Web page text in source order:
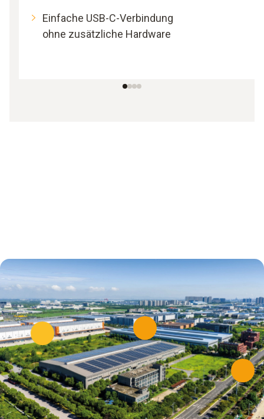
Einfache USB-C-Verbindung
ohne zusätzliche Hardware